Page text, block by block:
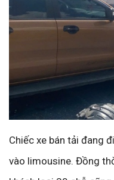
Chiếc xe bán tải đang
vào limousine. Đồng